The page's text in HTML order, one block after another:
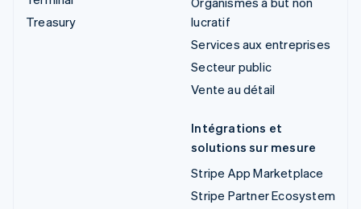
Treasury
lucratif
Services aux entreprises
Secteur public
Vente au détail
Intégrations et
solutions sur mesure
Stripe App Marketplace
Stripe Partner Ecosystem